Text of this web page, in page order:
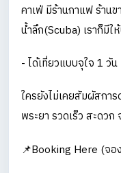
คาเฟ่ มีร้านกาแฟ ร้าน
น้ำลึก(Scuba) เราก็มีใ
- ได้เที่ยวแบบจุใจ 1 วัน
ใครยังไม่เคยสัมผัสกา
พระยา รวดเร็ว สะดว
📌Booking Here (จอ